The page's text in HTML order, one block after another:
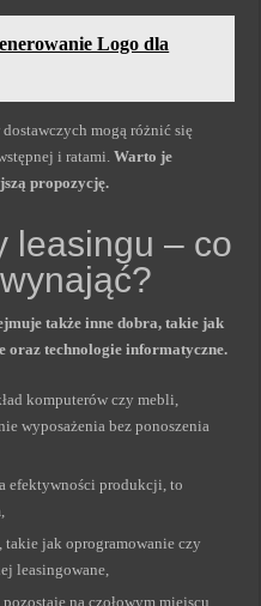
Logo dla
mogą różnić się
i ratami.Warto je
propozycję.
leasingu – co
także inne dobra, takie jak
oraz technologie informatyczne.
komputerów czy mebli,
wyposażenia bez ponoszenia
efektywności produkcji, to
jak oprogramowanie czy
leasingowane,
na czołowym miejscu